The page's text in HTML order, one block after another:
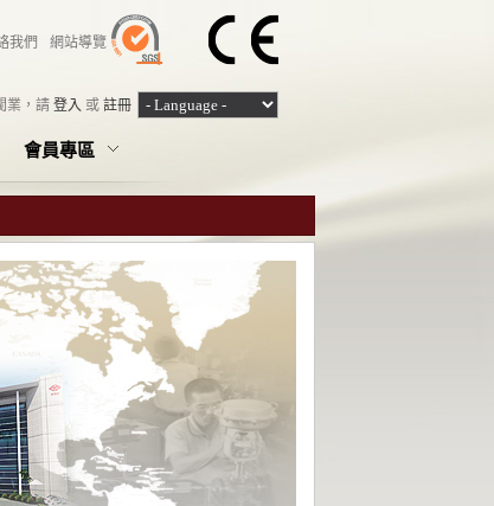
我們 網站導覽
， 請登入 或註冊
會員專區